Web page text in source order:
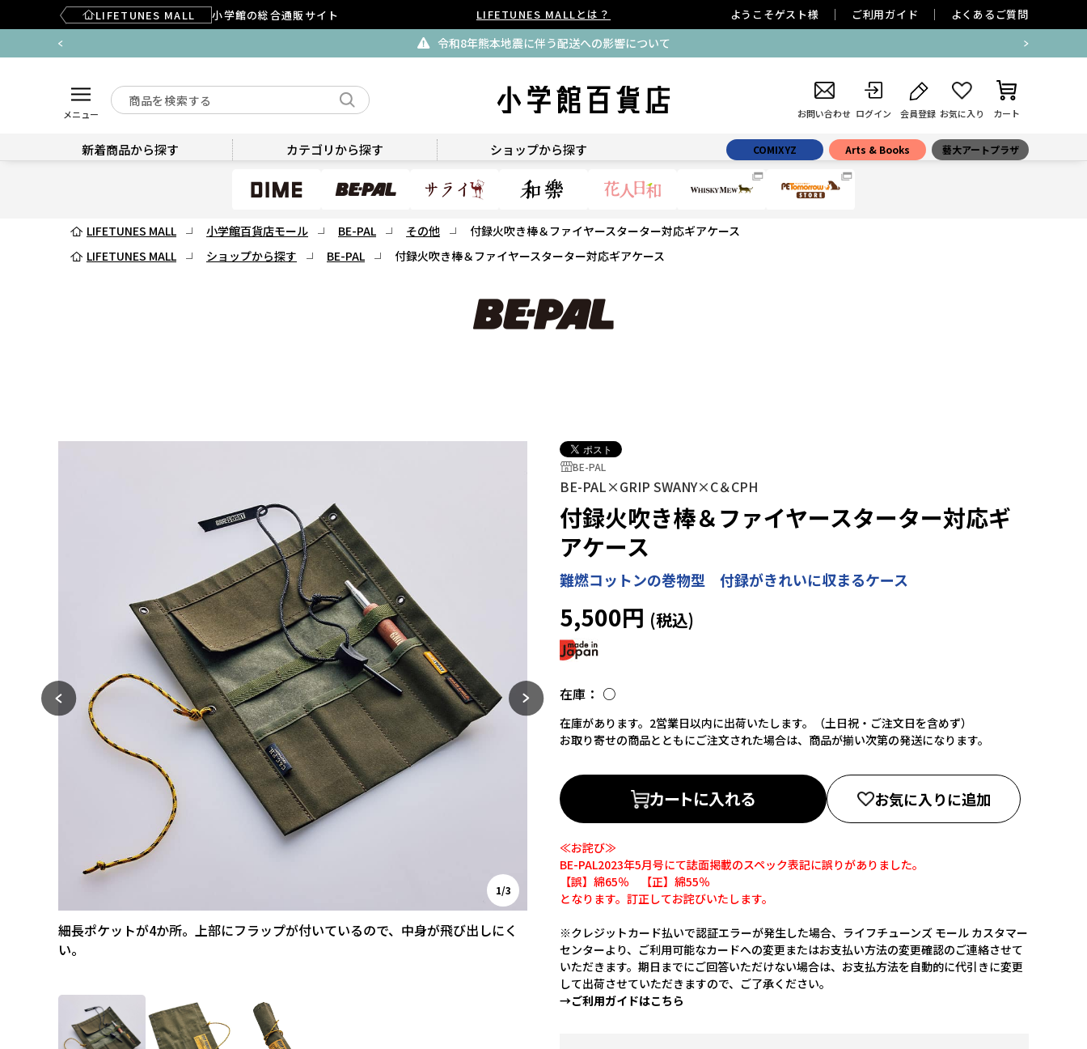
LIFETUNES MALL 小学館の総合通販サイト LIFETUNES MALLとは？ ようこそゲスト様 ご利用ガイド よくあるご質問
令和8年熊本地震に伴う配送への影響について
メニュー お問い合わせ ログイン 会員登録 お気に入り カート
新着商品から探す カテゴリから探す ショップから探す COMIXYZ Arts & Books 藝大アートプラザ
LIFETUNES MALL 小学館百貨店モール BE-PAL その他
付録火吹き棒＆ファイヤースターター対応ギアケース
LIFETUNES MALL
ショップから探す BE-PAL 付録火吹き棒＆ファイヤースターター対応ギアケース
BE-PAL
細長ポケットが4か所。上部にフラップが付いているので、中身が飛び出しにく
い。
1/3
BE-PAL
BE-PAL×GRIP SWANY×C＆CPH
付録火吹き棒＆ファイヤースターター対応ギ
アケース
難燃コットンの巻物型 付録がきれいに収まるケース
5,500円
在庫： ○
在庫があります。2営業日以内に出荷いたします。（土日祝・ご注文日を含めず）
お取り寄せの商品とともにご注文された場合は、商品が揃い次第の発送になります。
カートに入れる お気に入りに追加
≪お詫び≫
BE-PAL2023年5月号にて誌面掲載のスペック表記に誤りがありました。
【誤】綿65％ 【正】綿55％
となります。訂正してお詫びいたします。
※クレジットカード払いで認証エラーが発生した場合、ライフチューンズ モール カスタマー
センターより、ご利用可能なカードへの変更またはお支払い方法の変更確認のご連絡させて
いただきます。期日までにご回答いただけない場合は、お支払方法を自動的に代引きに変更
して出荷させていただきますので、ご了承ください。
→ご利用ガイドはこちら